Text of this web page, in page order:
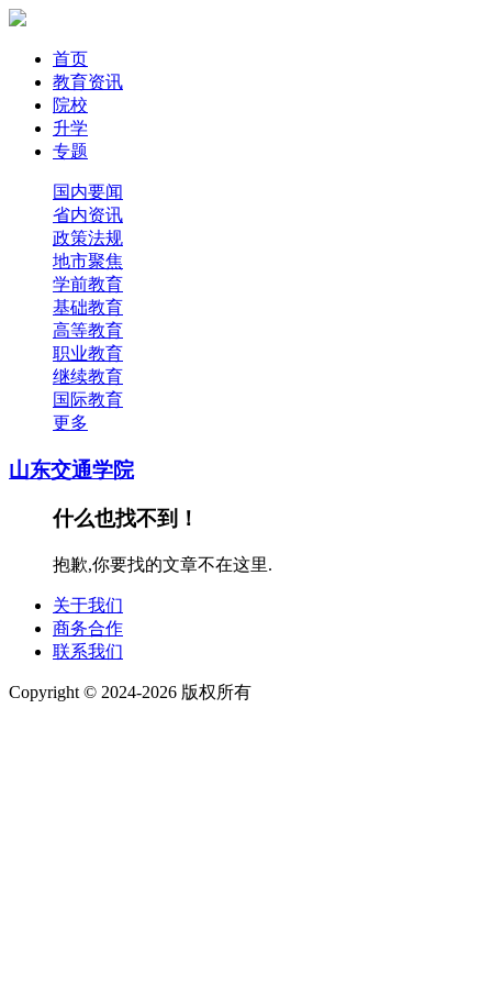
首页
教育资讯
院校
升学
专题
国内要闻
省内资讯
政策法规
地市聚焦
学前教育
基础教育
高等教育
职业教育
继续教育
国际教育
更多
山东交通学院
什么也找不到！
抱歉,你要找的文章不在这里.
关于我们
商务合作
联系我们
Copyright © 2024-2026 版权所有